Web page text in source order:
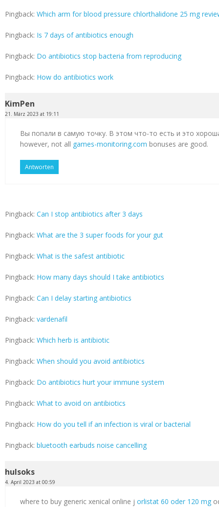
Pingback: Which arm for blood pressure chlorthalidone 25 mg
Pingback: Is 7 days of antibiotics enough
Pingback: Do antibiotics stop bacteria from reproducing
Pingback: How do antibiotics work
KimPen
21. März 2023 at 19:11
Вы попали в самую точку. В этом что-то есть и это
however, not all games-monitoring.com bonuses are good.
Antworten
Pingback: Can I stop antibiotics after 3 days
Pingback: What are the 3 super foods for your gut
Pingback: What is the safest antibiotic
Pingback: How many days should I take antibiotics
Pingback: Can I delay starting antibiotics
Pingback: vardenafil
Pingback: Which herb is antibiotic
Pingback: When should you avoid antibiotics
Pingback: Do antibiotics hurt your immune system
Pingback: What to avoid on antibiotics
Pingback: How do you tell if an infection is viral or bacterial
Pingback: bluetooth earbuds noise cancelling
hulsoks
4. April 2023 at 00:59
where to buy generic xenical online j orlistat 60 oder 120 mg